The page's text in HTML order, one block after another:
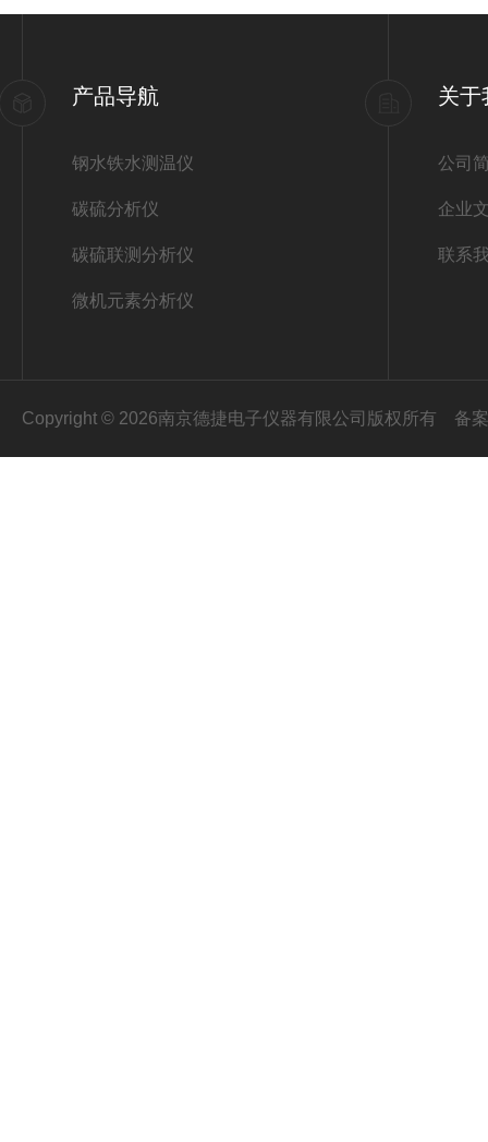
产品导航
钢水铁水测温仪
碳硫分析仪
碳硫联测分析仪
微机元素分析仪
关于
公司
企业
联系
Copyright © 2026南京德捷电子仪器有限公司版权所有 备